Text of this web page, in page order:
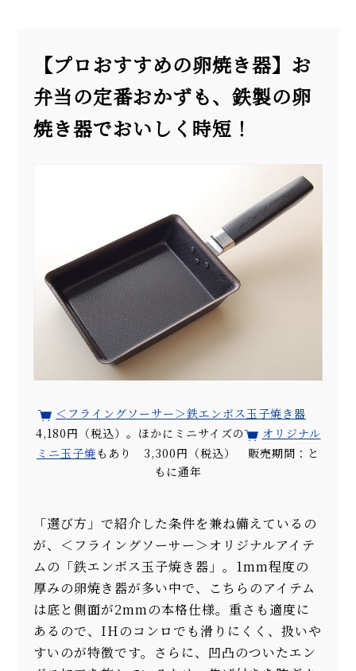
【プロおすすめの卵焼き器】お
弁当の定番おかずも、鉄製の卵
焼き器でおいしく時短！
＜フライングソーサー＞鉄エンボス玉子焼き器
4,180円（税込）。ほかにミニサイズの
オリジナル
ミニ玉子焼 もあり 3,300円（税込） 販売期間：と
もに通年
「選び方」で紹介した条件を兼ね備えているの
が、＜フライングソーサー＞オリジナルアイテ
ムの「鉄エンボス玉子焼き器」。1mm程度の
厚みの卵焼き器が多い中で、こちらのアイテム
は底と側面が2mmの本格仕様。重さも適度に
あるので、IHのコンロでも滑りにくく、扱いや
すいのが特徴です。さらに、凹凸のついたエン